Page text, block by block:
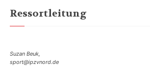
Ressortleitung
Suzan Beuk,
sport@ipzvnord.de